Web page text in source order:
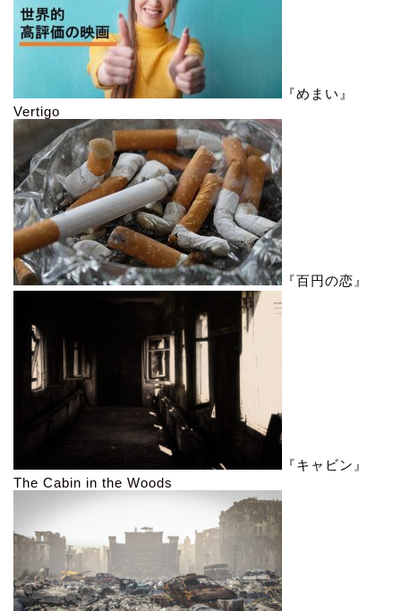
『めまい』
Vertigo
『百円の恋』
『キャビン』
The Cabin in the Woods